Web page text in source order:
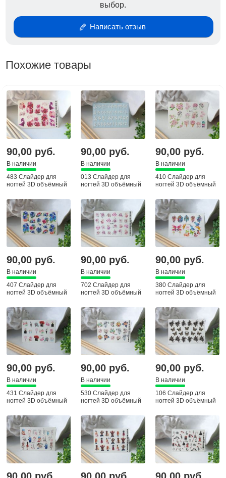
выбор.
Написать отзыв
Похожие товары
90,00 руб.
В наличии
483 Слайдер для
ногтей 3D объёмный
90,00 руб.
В наличии
013 Слайдер для
ногтей 3D объёмный
90,00 руб.
В наличии
410 Слайдер для
ногтей 3D объёмный
90,00 руб.
В наличии
407 Слайдер для
ногтей 3D объёмный
90,00 руб.
В наличии
702 Слайдер для
ногтей 3D объёмный
90,00 руб.
В наличии
380 Слайдер для
ногтей 3D объёмный
90,00 руб.
В наличии
431 Слайдер для
ногтей 3D объёмный
90,00 руб.
В наличии
530 Слайдер для
ногтей 3D объёмный
90,00 руб.
В наличии
106 Слайдер для
ногтей 3D объёмный